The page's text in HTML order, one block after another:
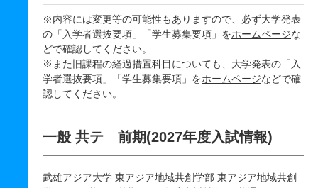
※内容には変更等の可能性もありますので、必ず大学発表
の「入学者選抜要項」「学生募集要項」をホームページな
どで確認してください。
※また旧課程の経過措置科目についても、大学発表の「入
学者選抜要項」「学生募集要項」をホームページなどで確
認してください。
一般 共テ 前期(2027年度入試情報)
武雄アジア大学 東アジア地域共創学部 東アジア地域共創